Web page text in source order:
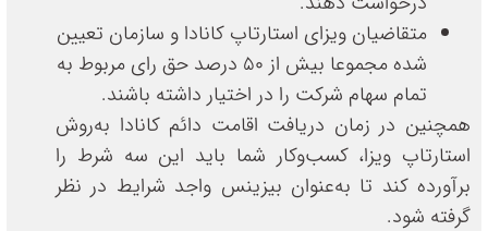
متقاضیان ویزای استارتاپ کانادا و سازمان تعیین
شده مجموعا بیش از 50 درصد حق رای مربوط به
تمام سهام شرکت را در اختیار داشته باشند.
همچنین در زمان دریافت اقامت دائم کانادا به‌روش
استارتاپ ویزا، کسب‌وکار شما باید این سه شرط را
برآورده کند تا به‌عنوان بیزینس واجد شرایط در نظر
گرفته شود.